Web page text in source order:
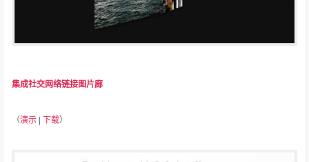
集成社交网络链接图片廊
（演示 下载）